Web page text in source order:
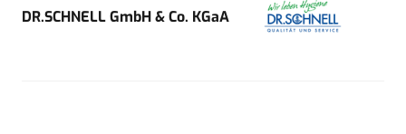
DR.SCHNELL GmbH & Co. KGaA